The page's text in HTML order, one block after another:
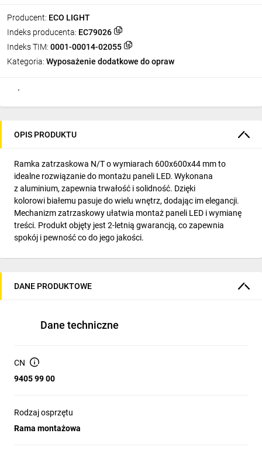
Producent: ECO LIGHT
Indeks producenta: EC79026
Indeks TIM: 0001-00014-02055
Kategoria: Wyposażenie dodatkowe do opraw
OPIS PRODUKTU
Ramka zatrzaskowa N/T o wymiarach 600x600x44 mm to
idealne rozwiązanie do montażu paneli LED. Wykonana
z aluminium, zapewnia trwałość i solidność. Dzięki
kolorowi białemu pasuje do wielu wnętrz, dodając im elegancji.
Mechanizm zatrzaskowy ułatwia montaż paneli LED i wymianę
treści. Produkt objęty jest 2-letnią gwarancją, co zapewnia
spokój i pewność co do jego jakości.
DANE PRODUKTOWE
Dane techniczne
CN
9405 99 00
Rodzaj osprzętu
Rama montażowa